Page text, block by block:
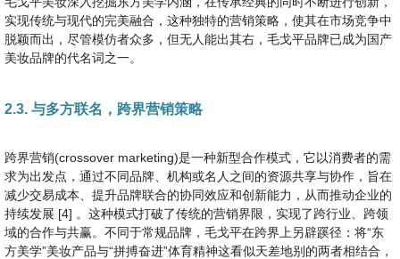
实现传统与现代的完美融合，这种独特的营销策略，使其在市场竞争中
脱颖而出，尽管模仿者众多，但无人能出其右，毛戈平品牌已成为国产
美妆品牌的代名词之一。
2.3. 与多方联名，跨界营销策略
跨界营销(crossover marketing)是一种新型合作模式，它以消费者的需
求为出发点，通过不同品牌、机构或名人之间的资源共享与协作，旨在
减少交易成本、提升品牌联合的协同效应和创新能力，从而推动企业的
持续发展 [4] 。这种模式打破了传统的营销界限，实现了跨行业、跨领
域的合作与共赢。不同于常规品牌，毛戈平在跨界上另辟蹊径：将“东
方美学”美妆产品与“拼搏奋进”体育精神这看似天差地别的两者相结合，